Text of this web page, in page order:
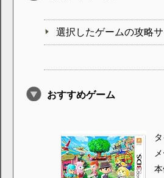
選択したゲームの攻略
おすすめゲーム